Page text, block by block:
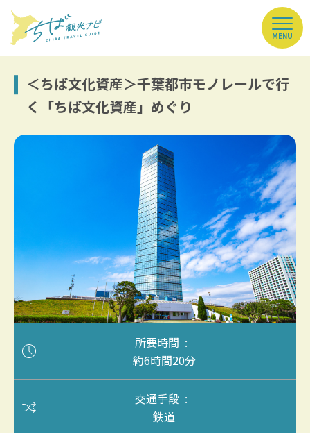
MENU
＜ちば文化資産＞千葉都市モノレールで行
く「ちば文化資産」めぐり
所要時間
約6時間20分
交通手段
鉄道